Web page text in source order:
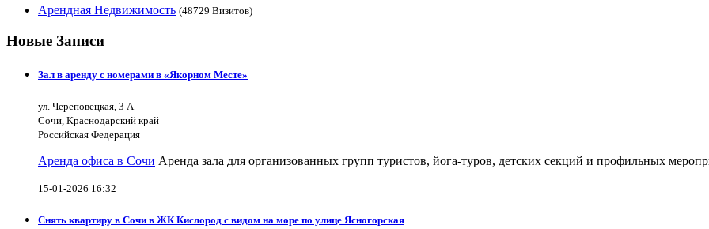
Арендная Недвижимость (48729 Визитов)
Новые Записи
Зал в аренду с номерами в «Якорном Месте»
ул. Череповецкая, 3 А
Сочи, Краснодарский край
Российская Федерация
Аренда офиса в Сочи Аренда зала для организованных групп туристов, йога-туров, детских секций и профильных
15-01-2026 16:32
Снять квартиру в Сочи в ЖК Кислород с видом на море по улице Ясногорская